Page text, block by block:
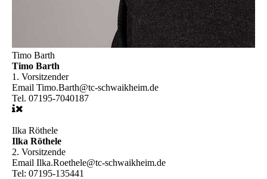
Timo Barth
Timo Barth
1. Vorsitzender
Email Timo.Barth@tc-schwaikheim.de
Tel. 07195-7040187
Ilka Röthele
Ilka Röthele
2. Vorsitzende
Email Ilka.Roethele@tc-schwaikheim.de
Tel: 07195-135441